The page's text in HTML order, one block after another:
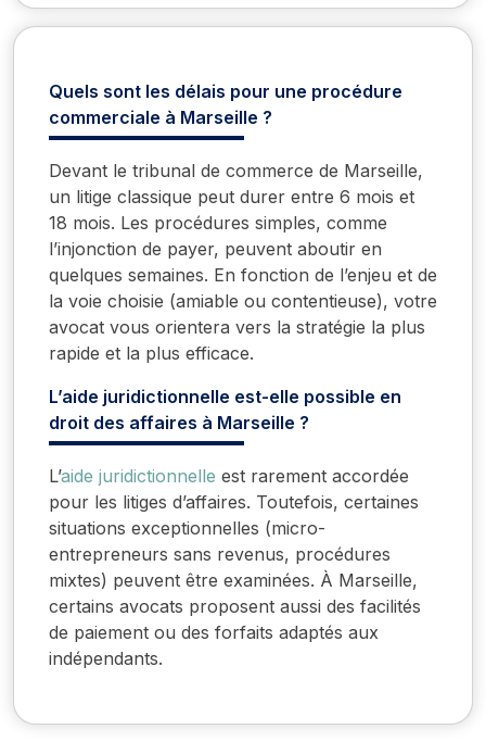
Quels sont les délais pour une procédure
commerciale à Marseille ?
Devant le tribunal de commerce de Marseille,
un litige classique peut durer entre 6 mois et
18 mois. Les procédures simples, comme
l’injonction de payer, peuvent aboutir en
quelques semaines. En fonction de l’enjeu et de
la voie choisie (amiable ou contentieuse), votre
avocat vous orientera vers la stratégie la plus
rapide et la plus efficace.
L’aide juridictionnelle est-elle possible en
droit des affaires à Marseille ?
L’aide juridictionnelle est rarement accordée
pour les litiges d’affaires. Toutefois, certaines
situations exceptionnelles (micro-
entrepreneurs sans revenus, procédures
mixtes) peuvent être examinées. À Marseille,
certains avocats proposent aussi des facilités
de paiement ou des forfaits adaptés aux
indépendants.